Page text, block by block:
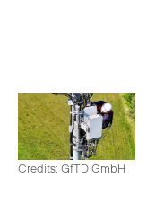
Credits: GfTD GmbH